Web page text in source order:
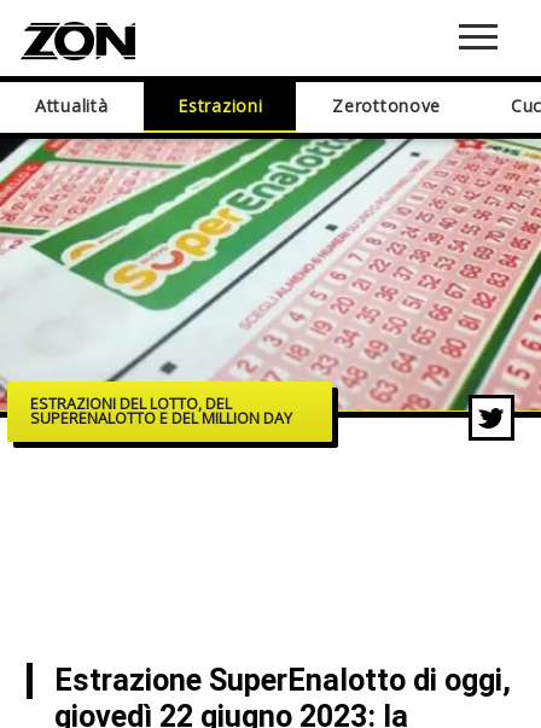
Attualità Estrazioni Zerottonove
ESTRAZIONI DEL LOTTO, DEL
SUPERENALOTTO E DEL MILLION DAY
Estrazione SuperEnalotto di oggi,
giovedì 22 giugno 2023: la